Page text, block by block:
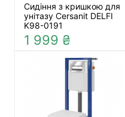
Сидіння з кришкою для
унітазу Cersanit DELFI
K98-0191
1 999 ₴